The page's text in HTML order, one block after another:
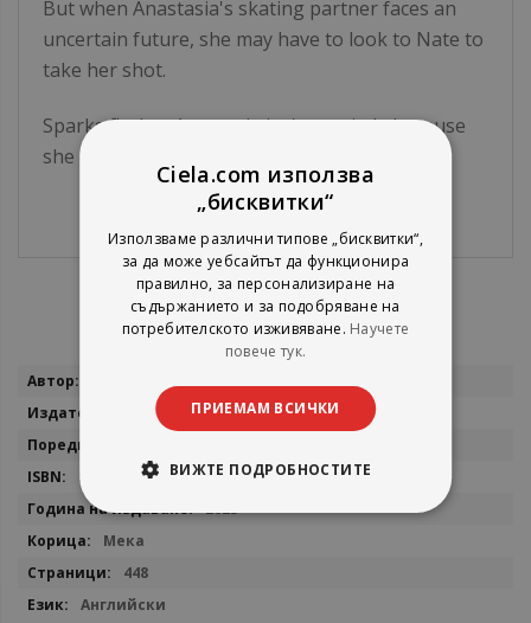
But when Anastasia's skating partner faces an
uncertain future, she may have to look to Nate to
take her shot.
Sparks fly, but Anastasia isn't worried... because
she could never like a hockey player, right?
Повече
Simon & Schuster
9781398525689
2023
Мека
448
Английски
Ciela.com използва
„бисквитки“
Използваме различни типове „бисквитки“,
за да може уебсайтът да функционира
правилно, за персонализиране на
съдържанието и за подобряване на
потребителското изживяване. Научете
повече тук.
ПРИЕМАМ ВСИЧКИ
ВИЖТЕ ПОДРОБНОСТИТЕ